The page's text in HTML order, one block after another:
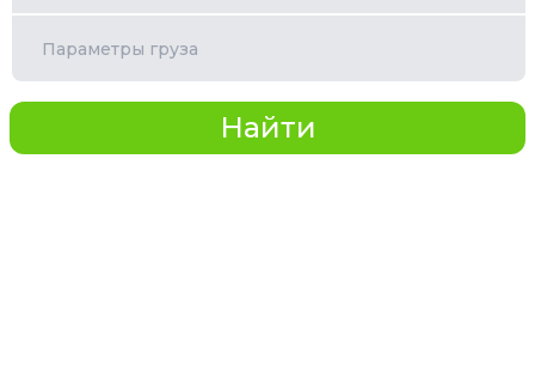
Параметры груза
Найти